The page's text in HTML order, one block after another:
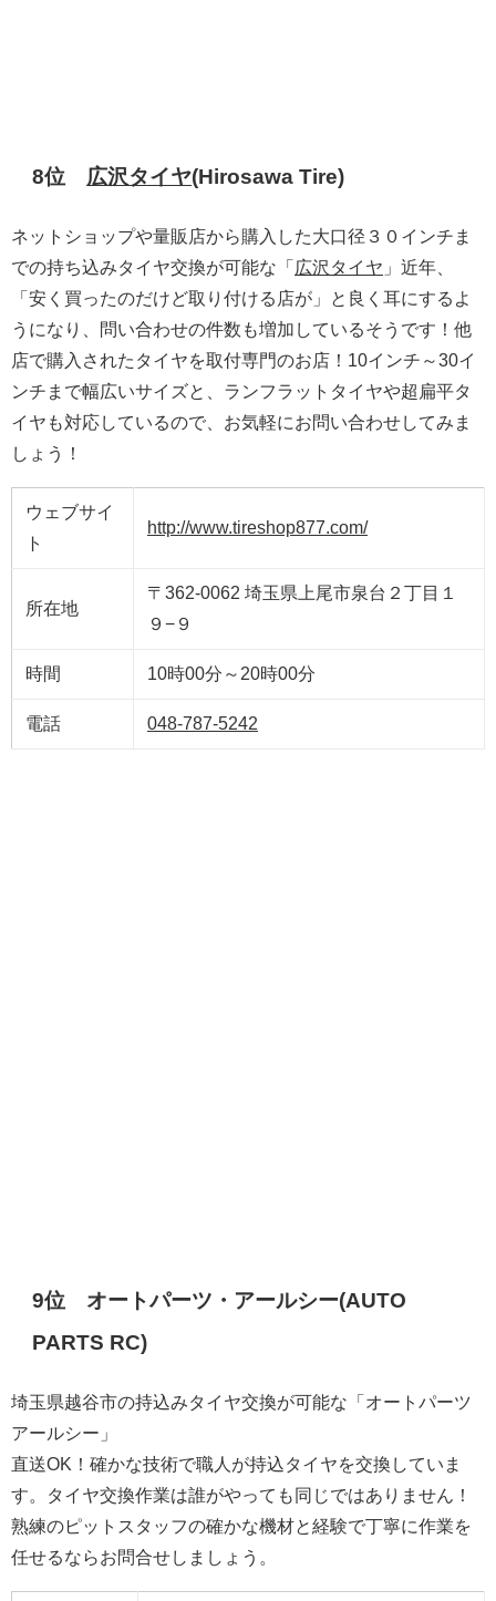
8位 広沢タイヤ(Hirosawa Tire)
ネットショップや量販店から購入した大口径３０インチま
での持ち込みタイヤ交換が可能な「 広沢タイヤ 」近年、
「安く買ったのだけど取り付ける店が」と良く耳にするよ
うになり、問い合わせの件数も増加しているそうです！他
店で購入されたタイヤを取付専門のお店！10インチ～30イ
ンチまで幅広いサイズと、ランフラットタイヤや超扁平タ
イヤも対応しているので、お気軽にお問い合わせしてみま
しょう！
ウェブサイ
ト
http://www.tireshop877.com/
所在地
〒362-0062 埼玉県上尾市泉台２丁目１
９−９
時間 10時00分～20時00分
電話 048-787-5242
9位 オートパーツ・アールシー(AUTO
PARTS RC)
埼玉県越谷市の持込みタイヤ交換が可能な「オートパーツ
アールシー」
直送OK！確かな技術で職人が持込タイヤを交換していま
す。タイヤ交換作業は誰がやっても同じではありません！
熟練のピットスタッフの確かな機材と経験で丁寧に作業を
任せるならお問合せしましょう。